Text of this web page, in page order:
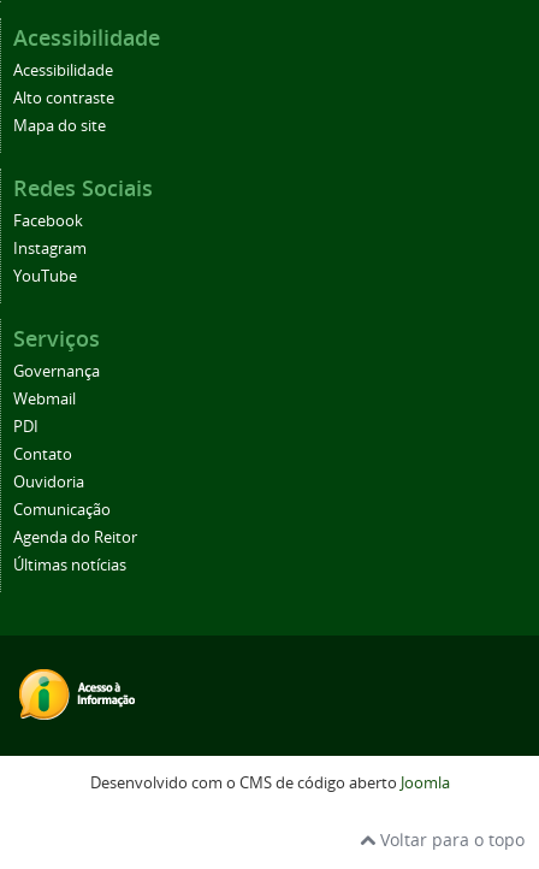
Acessibilidade
Acessibilidade
Alto contraste
Mapa do site
Redes Sociais
Facebook
Instagram
YouTube
Serviços
Governança
Webmail
PDI
Contato
Ouvidoria
Comunicação
Agenda do Reitor
Últimas notícias
Desenvolvido com o CMS de código aberto Joomla
Voltar para o topo